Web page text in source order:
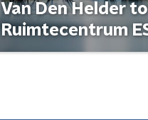
Van Den Helder
Ruimtecentrum